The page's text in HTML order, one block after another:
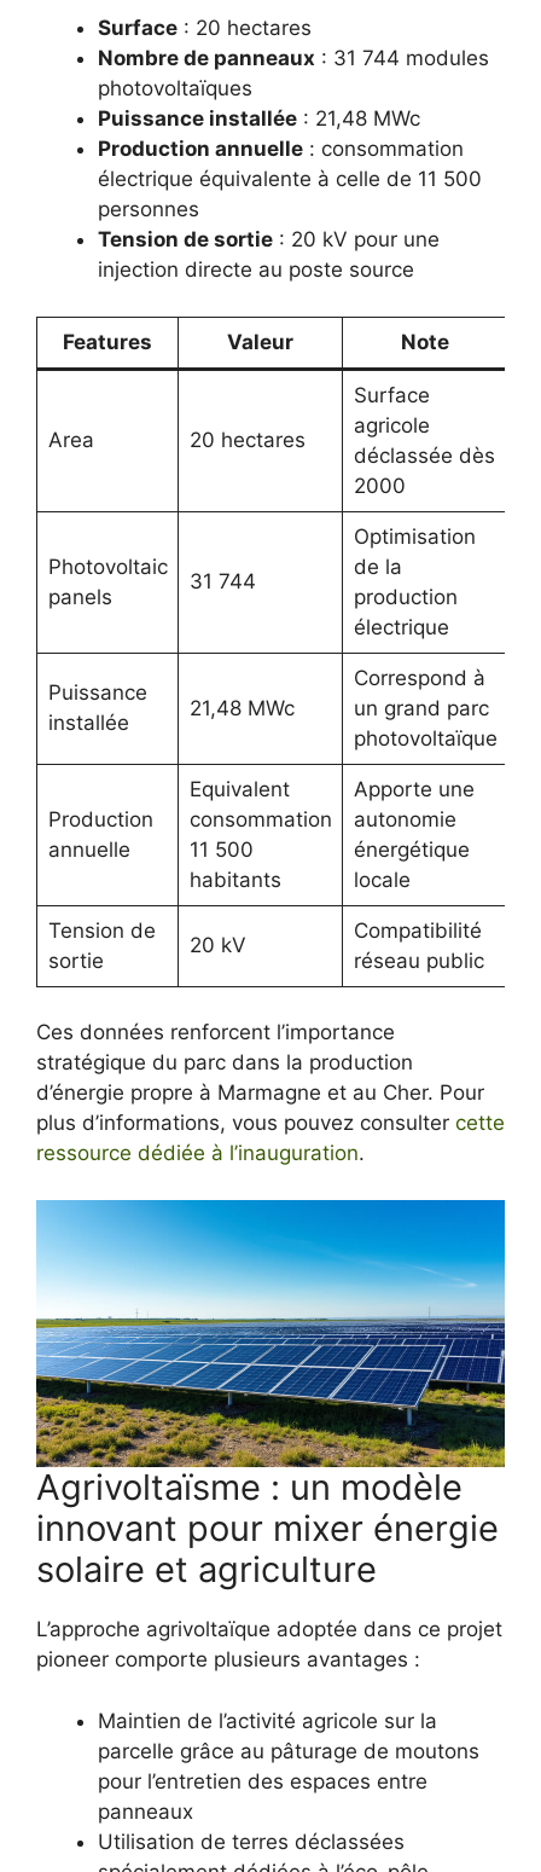
Surface : 20 hectares
Nombre de panneaux : 31 744 modules
photovoltaïques
Puissance installée : 21,48 MWc
Production annuelle : consommation
électrique équivalente à celle de 11 500
personnes
Tension de sortie : 20 kV pour une
injection directe au poste source
Features Valeur Note
Area 20 hectares
Surface
agricole
déclassée dès
2000
Photovoltaic
panels
31 744
Optimisation
de la
production
électrique
Puissance
installée
21,48 MWc
Correspond à
un grand parc
photovoltaïque
Production
annuelle
Equivalent
consommation
11 500
habitants
Apporte une
autonomie
énergétique
locale
Tension de
sortie
20 kV
Compatibilité
réseau public
Ces données renforcent l’importance
stratégique du parc dans la production
d’énergie propre à Marmagne et au Cher. Pour
plus d’informations, vous pouvez consulter cette
ressource dédiée à l’inauguration.
Agrivoltaïsme : un modèle
innovant pour mixer énergie
solaire et agriculture
L’approche agrivoltaïque adoptée dans ce projet
pioneer comporte plusieurs avantages :
Maintien de l’activité agricole sur la
parcelle grâce au pâturage de moutons
pour l’entretien des espaces entre
panneaux
Utilisation de terres déclassées